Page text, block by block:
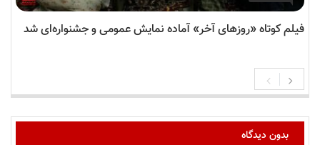
فیلم کوتاه «روزهای آخر» آماده نمایش عمومی و جشنواره‌ای شد
بدون دیدگاه